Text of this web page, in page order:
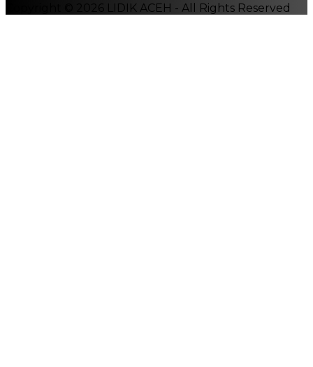
Copyright © 2026 LIDIK ACEH - All Rights Reserved